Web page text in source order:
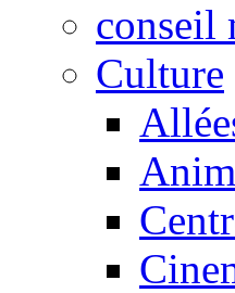
conseil
Culture